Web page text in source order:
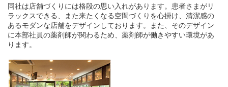
同社は店舗づくりには格段の思い入れがあります。患者さまがリ
ラックスできる、また来たくなる空間づくりを心掛け、清潔感の
あるモダンな店舗をデザインしております。また、そのデザイン
に本部社員の薬剤師が関わるため、薬剤師が働きやすい環境があ
ります。